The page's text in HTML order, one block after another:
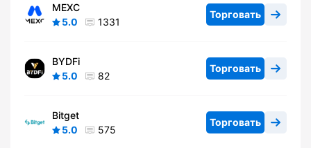
MEXC
5.0
1331
Торговать
BYDFi
5.0
82
Торговать
Bitget
5.0
575
Торговать